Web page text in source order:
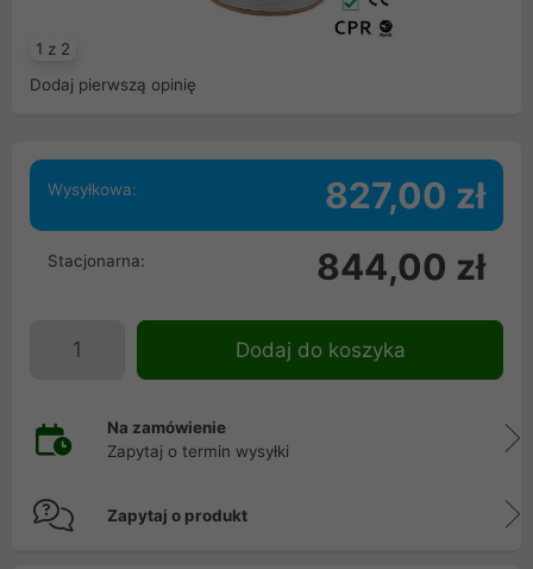
1 z 2
Dodaj pierwszą opinię
Wysyłkowa: 827,00 zł
Stacjonarna: 844,00 zł
Dodaj do koszyka
Na zamówienie
Zapytaj o termin wysyłki
Zapytaj o produkt